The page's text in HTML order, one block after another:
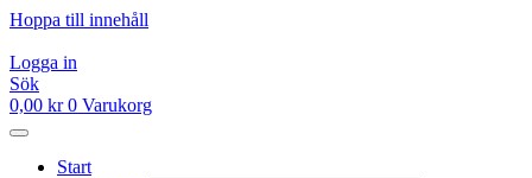
Hoppa till innehåll
Logga in
Sök
0,00 kr 0 Varukorg
Start